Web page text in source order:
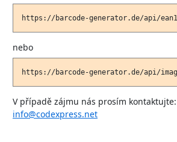
nebo
V případě zájmu nás prosím kontaktujte:
info@codexpress.net